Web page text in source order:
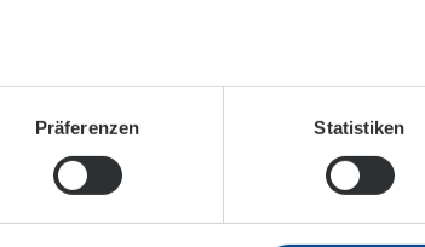
Präferenzen Statistiken